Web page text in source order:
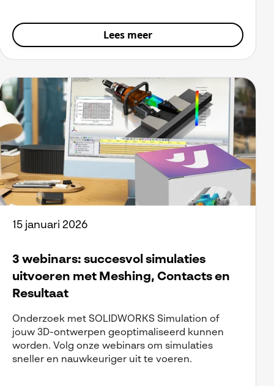
Lees meer
15 januari 2026
3 webinars: succesvol simulaties
uitvoeren met Meshing, Contacts en
Resultaat
Onderzoek met SOLIDWORKS Simulation of
jouw 3D-ontwerpen geoptimaliseerd kunnen
worden. Volg onze webinars om simulaties
sneller en nauwkeuriger uit te voeren.